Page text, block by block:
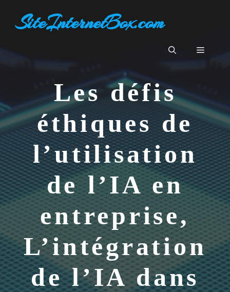
contenuSiteInternetBox.com
Menu
Les défis
éthiques de
l’utilisation
de l’IA en
entreprise,
L’intégration
de l’IA dans